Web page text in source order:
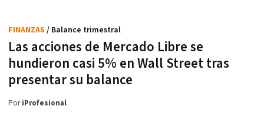
Las acciones de Mercado Libre se
hundieron casi 5% en Wall Street tras
presentar su balance
FINANZAS / Balance trimestral
PoriProfesional